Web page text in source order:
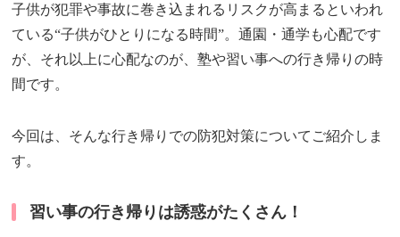
子供が犯罪や事故に巻き込まれるリスクが高まるといわれ
ている“子供がひとりになる時間”。通園・通学も心配です
が、それ以上に心配なのが、塾や習い事への行き帰りの時
間です。
今回は、そんな行き帰りでの防犯対策についてご紹介しま
す。
習い事の行き帰りは誘惑がたくさん！